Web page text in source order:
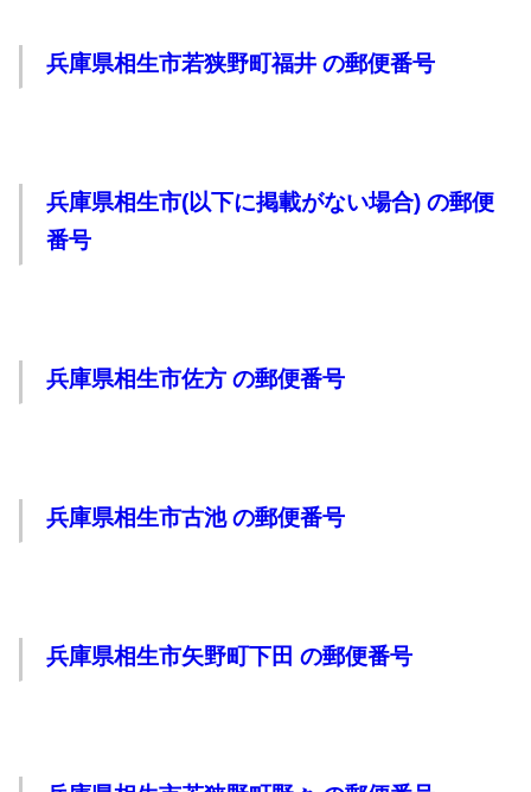
兵庫県相生市若狭野町福井 の郵便番号
兵庫県相生市(以下に掲載がない場合) の郵便
番号
兵庫県相生市佐方 の郵便番号
兵庫県相生市古池 の郵便番号
兵庫県相生市矢野町下田 の郵便番号